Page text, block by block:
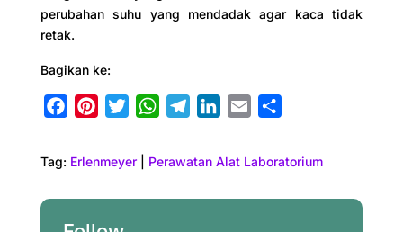
perubahan suhu yang mendadak agar kaca tidak
retak.
Bagikan ke:
c
b
o
e
r
t
W
s
g
n
e
l
a
e
Tag: Erlenmeyer| Perawatan Alat Laboratorium